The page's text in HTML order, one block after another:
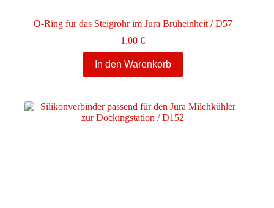
O-Ring für das Steigrohr im Jura Brüheinheit / D57
1,00€
In den Warenkorb